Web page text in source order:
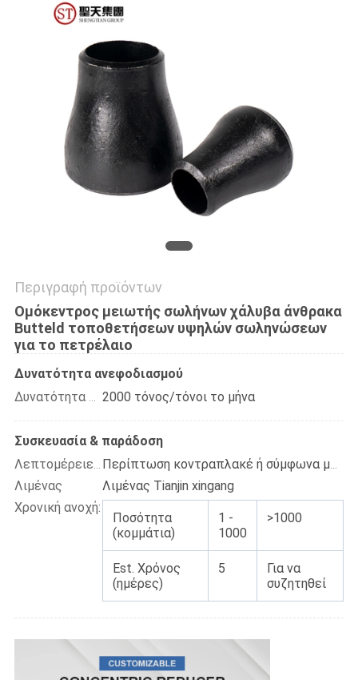
SITEMAP
ΠΟΛΙΤΙΚΉ
ΑΠΟΡΡΉΤΟΥ
Περιγραφή προϊόντων
Ομόκεντρος μειωτής σωλήνων χάλυβα άνθρακα
Butteld τοποθετήσεων υψηλών σωληνώσεων
για το πετρέλαιο
Δυνατότητα ανεφοδιασμού
Δυνατότητα ανεφοδιασμού 2000 τόνος/τόνοι το μήνα
Συσκευασία & παράδοση
Λεπτομέρειες συσκευασίας Περίπτωση κοντραπλακέ ή σύμφωνα με την απαίτηση του πελάτη
Λιμένας
Λιμένας Tianjin xingang
Χρονική ανοχή:
Ποσότητα
(κομμάτια)
1 -
1000
>1000
Est. Χρόνος
(ημέρες)
5
Για να
συζητηθεί